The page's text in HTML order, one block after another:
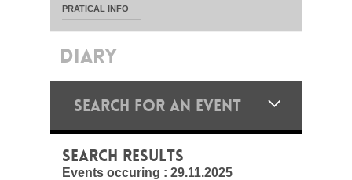
PRATICAL INFO
DIARY
SEARCH FOR AN EVENT
SEARCH RESULTS
Events occuring : 29.11.2025